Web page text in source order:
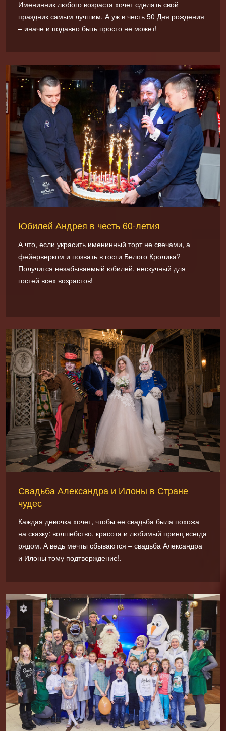
Именинник любого возраста хочет сделать свой
праздник самым лучшим. А уж в честь 50 Дня рождения
– иначе и подавно быть просто не может!
Юбилей Андрея в честь 60-летия
А что, если украсить именинный торт не свечами, а
фейерверком и позвать в гости Белого Кролика?
Получится незабываемый юбилей, нескучный для
гостей всех возрастов!
Свадьба Александра и Илоны в Стране
чудес
Каждая девочка хочет, чтобы ее свадьба была похожа
на сказку: волшебство, красота и любимый принц всегда
рядом. А ведь мечты сбываются – свадьба Александра
и Илоны тому подтверждение!.